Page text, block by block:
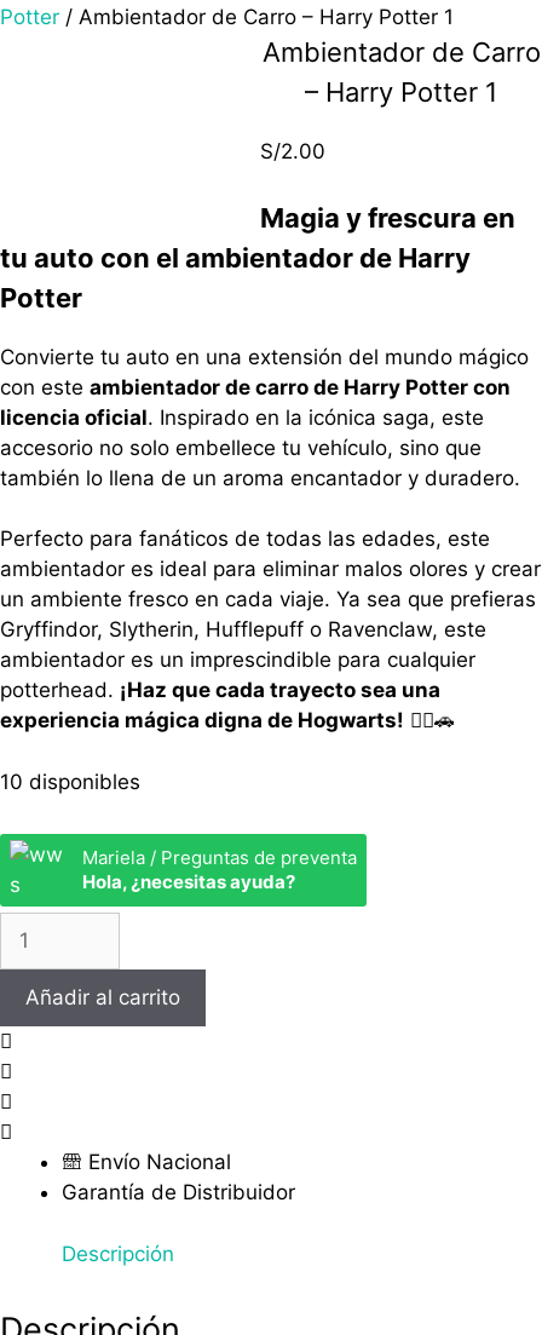
Potter / Ambientador de Carro – Harry Potter 1
Ambientador de Carro
– Harry Potter 1
S/2.00
Magia y frescura en
tu auto con el ambientador de Harry
Potter
Convierte tu auto en una extensión del mundo mágico
con este ambientador de carro de Harry Potter con
licencia oficial. Inspirado en la icónica saga, este
accesorio no solo embellece tu vehículo, sino que
también lo llena de un aroma encantador y duradero.
Perfecto para fanáticos de todas las edades, este
ambientador es ideal para eliminar malos olores y crear
un ambiente fresco en cada viaje. Ya sea que prefieras
Gryffindor, Slytherin, Hufflepuff o Ravenclaw, este
ambientador es un imprescindible para cualquier
potterhead. ¡Haz que cada trayecto sea una
experiencia mágica digna de Hogwarts! 🧙‍♂️🚗
10 disponibles
Mariela / Preguntas de preventa
Hola, ¿necesitas ayuda?
Ambientador
Carro
Harry
Potter
1
cantidad
Añadir al carrito
Envío Nacional
Garantía de Distribuidor
Descripción